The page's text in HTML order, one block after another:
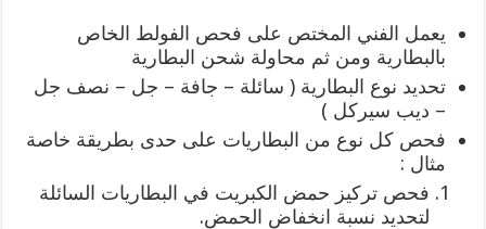
يعمل الفني المختص على فحص الفولط الخاص
بالبطارية ومن ثم محاولة شحن البطارية
تحديد نوع البطارية ( سائلة – جافة – جل – نصف جل
– ديب سيركل )
فحص كل نوع من البطاريات على حدى بطريقة خاصة
مثال :
فحص تركيز حمض الكبريت في البطاريات السائلة
لتحديد نسبة انخفاض الحمض.